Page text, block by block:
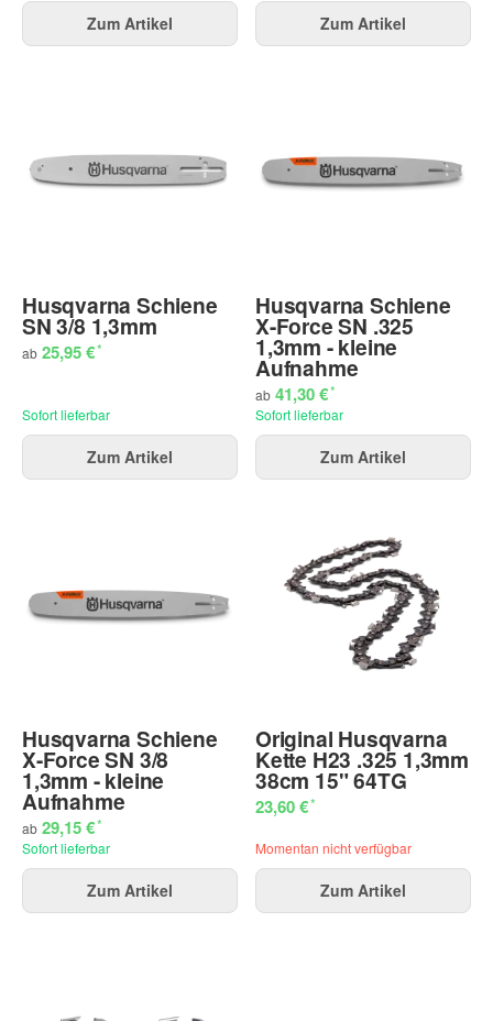
Zum Artikel Zum Artikel
Husqvarna Schiene
SN 3/8 1,3mm
ab 25,95 €*
Sofort lieferbar
Zum Artikel
Husqvarna Schiene
X-Force SN .325
1,3mm - kleine
Aufnahme
ab 41,30 €*
Sofort lieferbar
Zum Artikel
Husqvarna Schiene
X-Force SN 3/8
1,3mm - kleine
Aufnahme
ab 29,15 €*
Sofort lieferbar
Zum Artikel
Original Husqvarna
Kette H23 .325 1,3mm
38cm 15" 64TG
23,60 €*
Momentan nicht verfügbar
Zum Artikel